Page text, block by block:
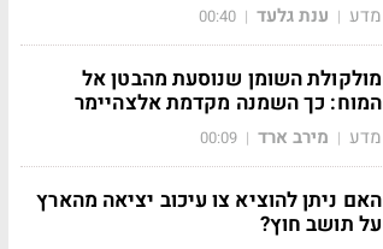
מדע | ענת גלעד |
00:40
מולקולת השומן שנוסעת מהבטן אל
המוח: כך השמנה מקדמת אלצהיימר
מדע | מירב ארד |
00:09
האם ניתן להוציא צו עיכוב יציאה מהארץ
על תושב חוץ?